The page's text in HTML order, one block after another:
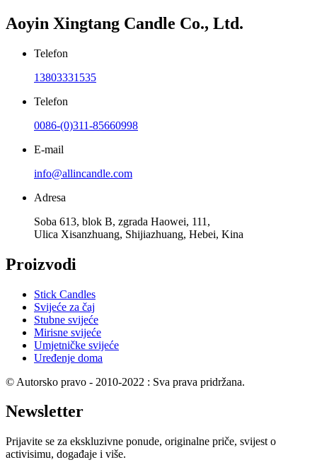
Aoyin Xingtang Candle Co., Ltd.
Telefon
13803331535
Telefon
0086-(0)311-85660998
E-mail
info@allincandle.com
Adresa
Soba 613, blok B, zgrada Haowei, 111,
Ulica Xisanzhuang, Shijiazhuang, Hebei, Kina
Proizvodi
Stick Candles
Svijeće za čaj
Stubne svijeće
Mirisne svijeće
Umjetničke svijeće
Uređenje doma
© Autorsko pravo - 2010-2022 : Sva prava pridržana.
Newsletter
Prijavite se za ekskluzivne ponude, originalne priče, svijest o
activisimu, događaje i više.